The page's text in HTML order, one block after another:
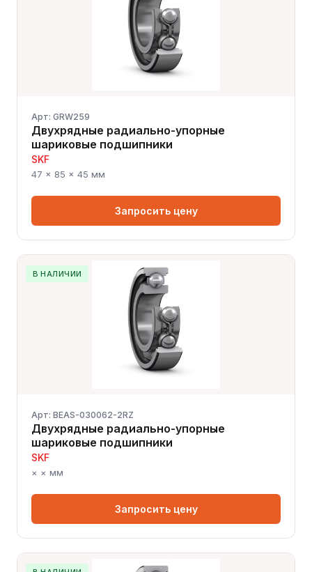
Арт: GRW259
Двухрядные радиально-упорные
шариковые подшипники
SKF
47 × 85 × 45 мм
Запросить цену
В НАЛИЧИИ
Арт: BEAS-030062-2RZ
Двухрядные радиально-упорные
шариковые подшипники
SKF
× × мм
Запросить цену